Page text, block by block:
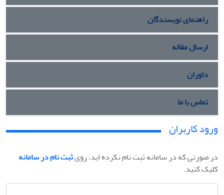
راهنمای نویسندگان
ارسال مقاله
داوران
تماس با ما
ورود کاربران
در صورتی که در سامانه ثبت نام نکرده اید، رویثبت نام در سامانه
کلیک کنید.